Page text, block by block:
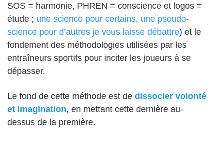
SOS = harmonie, PHREN = conscience et logos =
étude ; une science pour certains, une pseudo-
science pour d’autres je vous laisse débattre) et le
fondement des méthodologies utilisées par les
entraîneurs sportifs pour inciter les joueurs à se
dépasser.
Le fond de cette méthode est de dissocier volonté
et imagination, en mettant cette dernière au-
dessus de la première.